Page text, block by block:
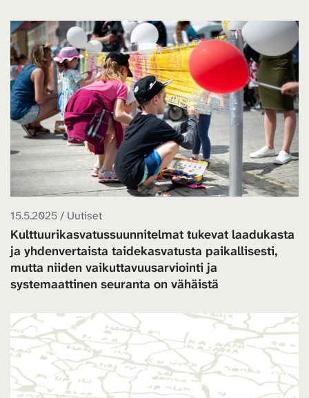
15.5.2025 / Uutiset
Kulttuurikasvatussuunnitelmat tukevat laadukasta
ja yhdenvertaista taidekasvatusta paikallisesti,
mutta niiden vaikuttavuusarviointi ja
systemaattinen seuranta on vähäistä